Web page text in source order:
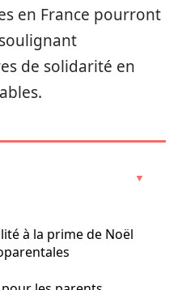
en France pourront
de solidarité en
à la prime de Noël